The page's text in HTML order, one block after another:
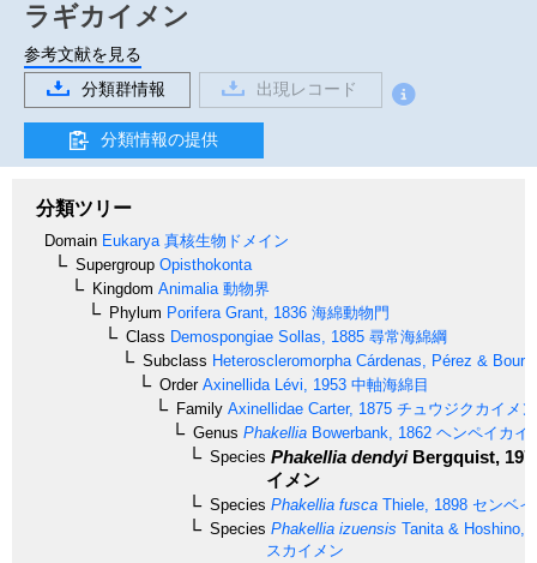
ラギカイメン
参考文献を見る
分類群情報
出現レコード
分類情報の提供
分類ツリー
Domain Eukarya 真核生物ドメイン
Supergroup Opisthokonta
Kingdom Animalia 動物界
Phylum Porifera Grant, 1836 海綿動物門
Class Demospongiae Sollas, 1885 尋常海綿綱
Subclass Heteroscleromorpha Cárdenas, Pérez &
OrderAxinellida Lévi, 1953 中軸海綿目
Family Axinellidae Carter, 1875 チュウジクカイメ
Genus Phakellia Bowerbank, 1862 ヘンペイカイ
Species Phakellia dendyiBergquist,
イメン
Species Phakellia fusca Thiele, 1898 センベ
Species Phakellia izuensis Tanita & Hoshino,
スカイメン